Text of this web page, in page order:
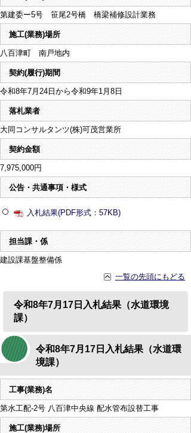
第建委ー5号 笹尾2号橋 橋梁補修設計業務
施工(業務)場所
八百津町 南戸地内
契約(履行)期間
令和8年7月24日から令和9年1月8日
落札業者
大同コンサルタンツ(株)可茂営業所
契約金額
7,975,000円
公告・共通事項・様式
入札結果(PDF形式：57KB)
担当課・係
建設課基盤整備係
一覧の先頭にもどる
令和8年7月17日入札結果（水道環境
課）
令和8年7月17日入札結果（水道環
境課）
工事(業務)名
第水工配-2号 八百津中央線 配水管布設替工事
施工(業務)場所